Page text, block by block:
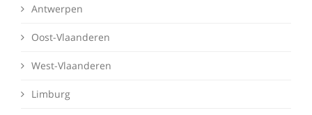
Antwerpen
Oost-Vlaanderen
West-Vlaanderen
Limburg